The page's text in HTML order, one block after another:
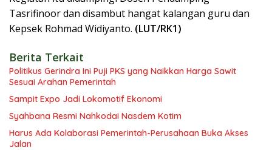
Tasrifinoor dan disambut hangat kalangan guru dan
Kepsek Rohmad Widiyanto. (LUT/RK1)
Berita Terkait
Politikus Gerindra Ini Puji PKS yang Naikkan Harga Sawit
Sesuai Arahan Pemerintah
Sampit Expo Jadi Lokomotif Ekonomi
Syahbana Resmi Nahkodai Nasdem Kotim
Harus Ada Kolaborasi Pemerintah-Perusahaan Buka Akses
Jalan